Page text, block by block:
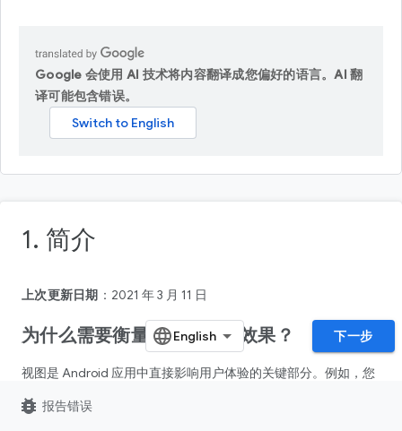
Google 会使用 AI 技术将内容翻译成您偏好的语言。AI 翻
译可能包含错误。
1. 简介
上次更新日期 ：2021 年 3 月 11 日
为什么需要衡量观看次数的效果？
视图是 Android 应用中直接影响用户体验的关键部分。例如，您
的 Activity 或 Fragment 包含界面，该界面包含用户与之互动的
View 组件。用户无法看到界面的全部内容，直到界面完全绘制在
下一步
bug_report 报告错误